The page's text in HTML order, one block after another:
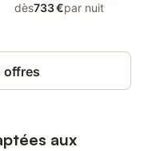
dès733 €par nuit
offres
aux